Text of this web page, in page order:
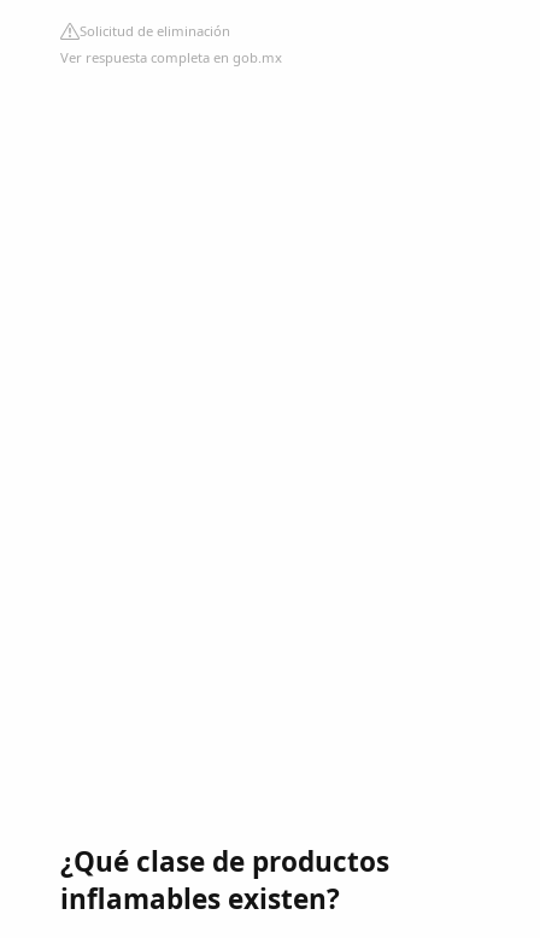
Solicitud de eliminación
Ver respuesta completa en gob.mx
¿Qué clase de productos
inflamables existen?